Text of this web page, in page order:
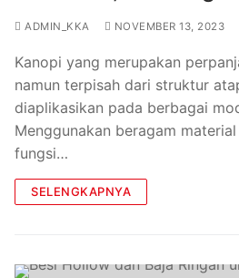
ADMIN_KKA NOVEMBER 13, 2023
Kanopi yang merupakan
namun terpisah dari struktur
diaplikasikan pada berbagai
Menggunakan beragam
fungsi…
SELENGKAPNYA